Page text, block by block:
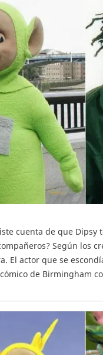
cuenta de que Dipsy
Según los
El actor que se
de Birmingham